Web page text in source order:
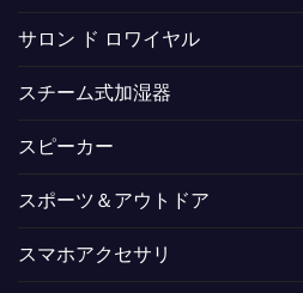
サロン ド ロワイヤル
スチーム式加湿器
スピーカー
スポーツ＆アウトドア
スマホアクセサリ